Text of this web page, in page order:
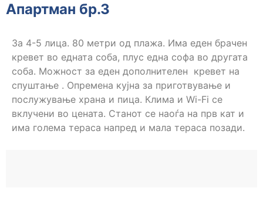
Апартман бр.3
За 4-5 лица. 80 метри од плажа. Има еден брачен
кревет во едната соба, плус една софа во другата
соба. Можност за еден дополнителен кревет на
спуштање . Опремена кујна за приготвување и
послужување храна и пица. Клима и Wi-Fi се
вклучени во цената. Станот се наоѓа на прв кат и
има голема тераса напред и мала тераса позади.